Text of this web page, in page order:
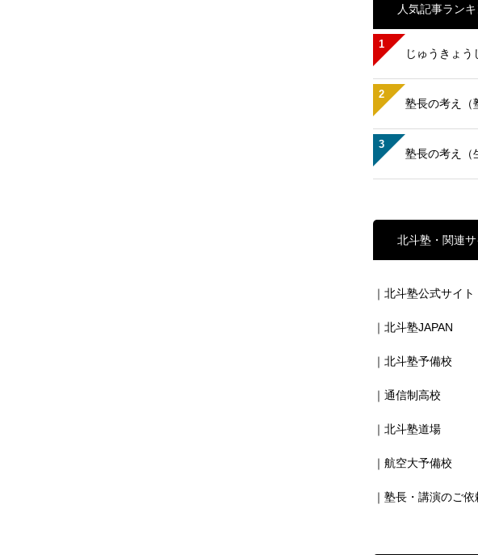
人気記事ラン
1
じゅうきょう
2
塾長の考え
3
塾長の考え
北斗塾・関連サ
｜北斗塾公式サイト
｜北斗塾JAPAN
｜北斗塾予備校
｜通信制高校
｜北斗塾道場
｜航空大予備校
｜塾長・講演のご